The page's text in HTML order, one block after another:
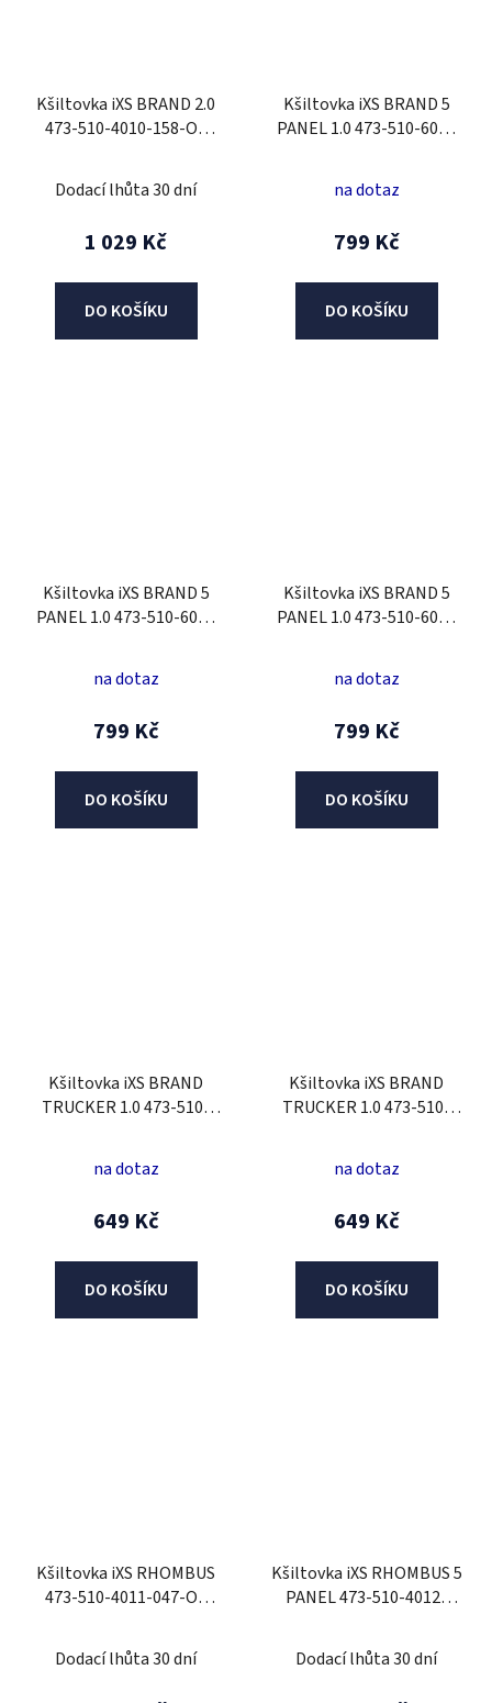
Kšiltovka iXS BRAND 2.0
473-510-4010-158-OS
Dodací lhůta 30 dní
1 029 Kč
DO KOŠÍKU
Kšiltovka iXS BRAND 5
PANEL 1.0 473-510-6020
na dotaz
799 Kč
DO KOŠÍKU
Kšiltovka iXS BRAND 5
PANEL 1.0 473-510-6020
na dotaz
799 Kč
DO KOŠÍKU
Kšiltovka iXS BRAND 5
PANEL 1.0 473-510-6020
na dotaz
799 Kč
DO KOŠÍKU
Kšiltovka iXS BRAND
TRUCKER 1.0 473-510-
na dotaz
649 Kč
DO KOŠÍKU
Kšiltovka iXS BRAND
TRUCKER 1.0 473-510-
na dotaz
649 Kč
DO KOŠÍKU
Kšiltovka iXS RHOMBUS
473-510-4011-047-OS
Dodací lhůta 30 dní
Kšiltovka iXS RHOMBUS 5
PANEL 473-510-4012-
Dodací lhůta 30 dní